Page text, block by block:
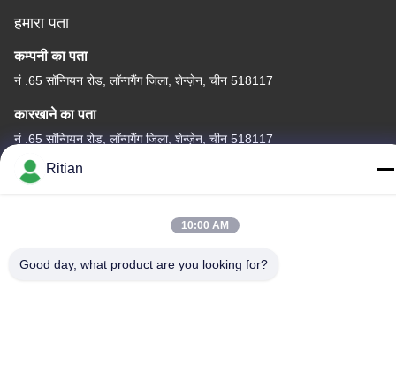
हमारा पता
कम्पनी का पता
नं .65 सॉन्गियन रोड, लॉन्गगैंग जिला, शेन्ज़ेन, चीन 518117
कारखाने का पता
नं .65 सॉन्गियन रोड, लॉन्गगैंग जिला, शेन्ज़ेन, चीन 518117
टेलीफोन
+86-755-84080323
Ritian
10:00 AM
Good day, what product are you looking for?